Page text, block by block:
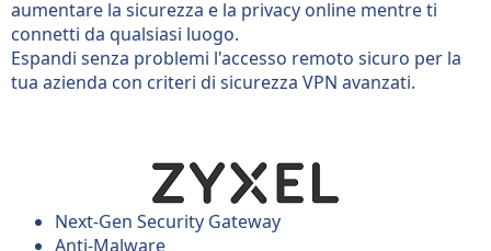
aumentare la sicurezza e la privacy online mentre ti
connetti da qualsiasi luogo.
Espandi senza problemi l'accesso remoto sicuro per la
tua azienda con criteri di sicurezza VPN avanzati.
Next-Gen Security Gateway
Anti-Malware